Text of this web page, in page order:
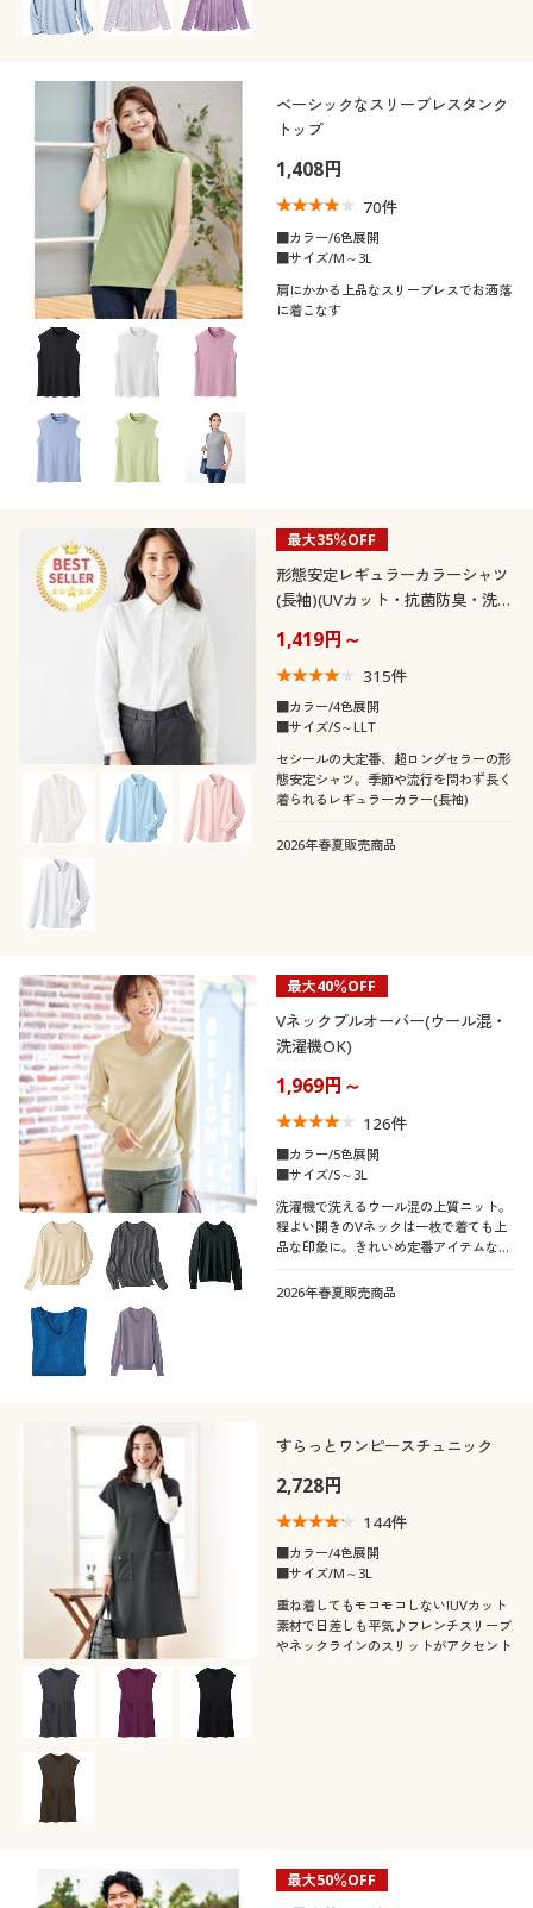
ベーシックなスリーブレスタンク
トップ
1,408円
70件
■カラー/6色展開
■サイズ/M～3L
肩にかかる上品なスリーブレスでお洒落
に着こなす
最大35％OFF
形態安定レギュラーカラーシャツ
(長袖)(UVカット・抗菌防臭・洗濯
1,419円～
315件
■カラー/4色展開
■サイズ/S～LLT
セシールの大定番、超ロングセラーの形
態安定シャツ。季節や流行を問わず長く
着られるレギュラーカラー(長袖)
2026年春夏販売商品
最大40％OFF
Vネックプルオーバー(ウール混・
洗濯機OK)
1,969円～
126件
■カラー/5色展開
■サイズ/S～3L
洗濯機で洗えるウール混の上質ニット。
程よい開きのVネックは一枚で着ても上
品な印象に。きれいめ定番アイテムなが
ら、袖口リブのボタン使いが小粋なアク
セント!
2026年春夏販売商品
すらっとワンピースチュニック
2,728円
144件
■カラー/4色展開
■サイズ/M～3L
重ね着してもモコモコしない!UVカット
素材で日差しも平気♪フレンチスリーブ
やネックラインのスリットがアクセント
最大50％OFF